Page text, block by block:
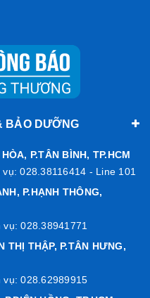
BẢO DƯỠNG
P.TÂN BÌNH, TP.HCM
028.38116414 - Line 101
P.HẠNH THÔNG,
028.38941771
THỊ THẬP, P.TÂN HƯNG,
vụ: 028.62989915